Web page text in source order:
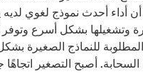
أحدث نموذج لغوي لديه
هذه تدريب النماذج الصغيرة وتشغيلها